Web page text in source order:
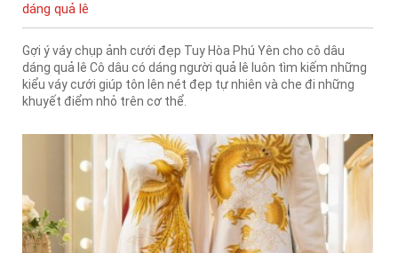
dáng quả lê
Gợi ý váy chụp ảnh cưới đẹp Tuy Hòa Phú Yên cho cô dâu
dáng quả lê Cô dâu có dáng người quả lê luôn tìm kiếm những
kiểu váy cưới giúp tôn lên nét đẹp tự nhiên và che đi những
khuyết điểm nhỏ trên cơ thể.